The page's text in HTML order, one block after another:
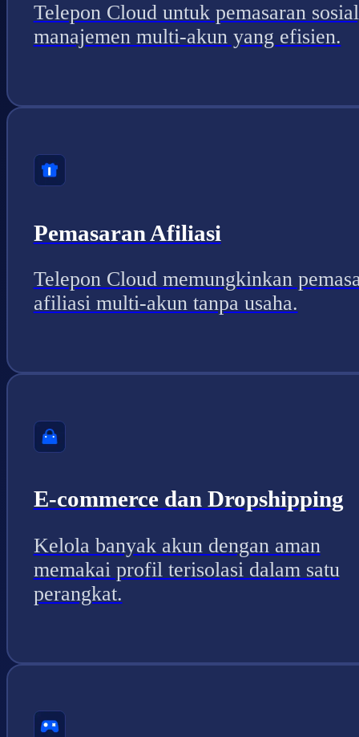
Telepon Cloud untuk pemasaran
manajemen multi-akun yang efisien.
Pemasaran Afiliasi
Telepon Cloud memungkinkan
afiliasi multi-akun tanpa usaha.
E-commerce dan Dropshipping
Kelola banyak akun dengan aman
memakai profil terisolasi dalam satu
perangkat.